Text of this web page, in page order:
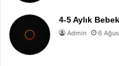
4-5 Aylık
Admin 6